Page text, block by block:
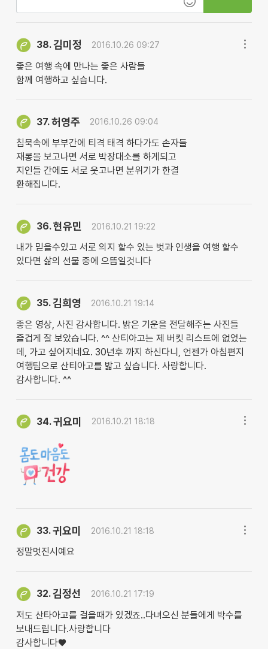
38.김미정 2016.10.26 09:27
좋은 여행 속에 만나는 좋은 사람들
함께 여행하고 싶습니다.
37.허영주 2016.10.26 09:04
침묵속에 부부간에 티격 태격 하다가도 손자들
재롱을 보고나면 서로 박장대소를 하게되고
지인들 간에도 서로 웃고나면 분위기가 한결
환해집니다.
36.현유민 2016.10.21 19:22
내가 믿을수있고 서로 의지 할수 있는 벗과 인생을 여행 할수
있다면 삶의 선물 중에 으뜸일것니다
35.김희영 2016.10.21 19:14
좋은 영상, 사진 감사합니다. 밝은 기운을 전달해주는 사진들
즐겁게 잘 보았습니다. ^^ 산티아고는 제 버킷 리스트에 없었는
데, 가고 싶어지네요. 30년후 까지 하신다니, 언젠가 아침편지
여행팀으로 산티아고를 밟고 싶습니다. 사랑합니다.
감사합니다. ^^
34.귀요미 2016.10.21 18:18
33.귀요미 2016.10.21 18:18
정말멋진시예요
32.김정선 2016.10.21 17:19
저도 산타아고를 걸을때가 있겠죠..다녀오신 분들에게 박수를
보내드립니다.사랑합니다
감사합니다♥